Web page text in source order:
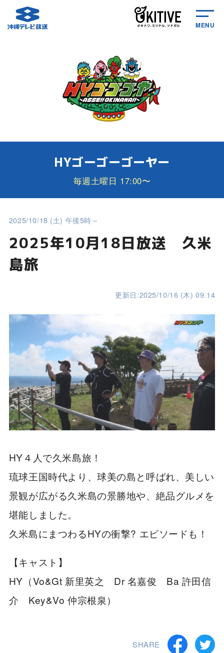
MENU
HYゴーゴーゴーヤー
毎週土曜日 17:00〜
2025/10/18 (土) 午後5時～
2025年10月18日放送 久米
島旅
更新日:2025/10/16 (木) 09.14
HY４人で久米島旅！
琉球王国時代より、球美の島と呼ばれ、美しい
景観が広がる久米島の景勝地や、絶品グルメを
堪能しました。
久米島にまつわるHYの衝撃? エピソードも！
【キャスト】
HY（Vo&Gt 新里英之 Dr 名嘉俊 Ba 許田信
介 Key&Vo 仲宗根泉）
SHARE